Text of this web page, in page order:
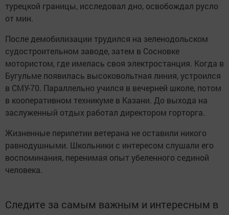
турецкой границы, исследовал дно, освобождал русло
от мин.
После демобилизации трудился на зеленодольском
судостроительном заводе, затем в Сосновке
мотористом, где имелась своя электростанция. Когда в
Бугульме появилась высоковольтная линия, устроился
в СМУ-70. Параллельно учился в вечерней школе, потом
в кооперативном техникуме в Казани. До выхода на
заслуженный отдых работал директором горторга.
Жизненные перипетии ветерана не оставили никого
равнодушными. Школьники с интересом слушали его
воспоминания, перенимая опыт убеленного сединой
человека.
Следите за самым важным и интересным в